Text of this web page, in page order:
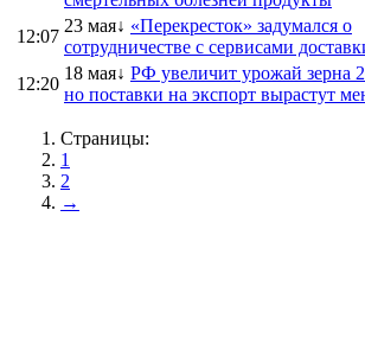
12:07
23 мая↓ «Перекресток» задумался о
сотрудничестве с сервисами
12:20
18 мая↓ РФ увеличит урожай зерна
но поставки на экспорт вырастут
Страницы:
1
2
→